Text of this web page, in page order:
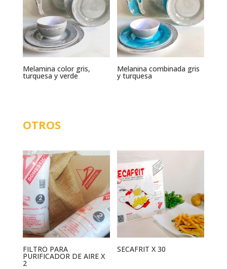
Melamina color gris,
turquesa y verde
Melanina combinada gris
y turquesa
OTROS
FILTRO PARA
PURIFICADOR DE AIRE X
2
SECAFRIT X 30